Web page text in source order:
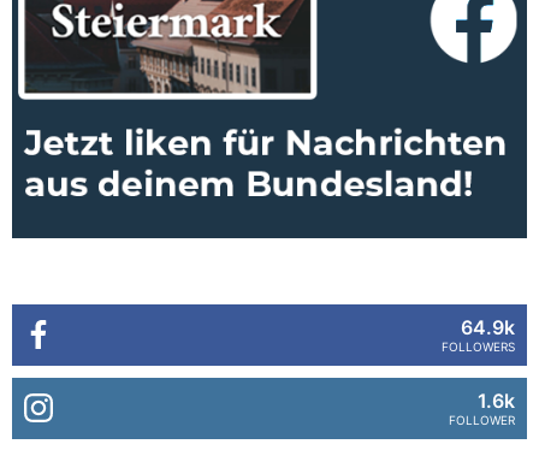
64.9k
FOLLOWERS
1.6k
FOLLOWER